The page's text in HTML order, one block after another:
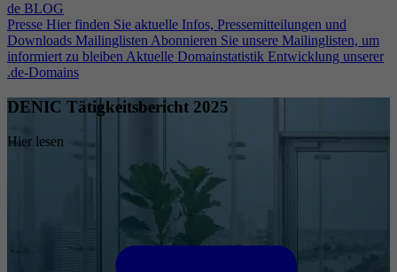
de BLOG
Presse Hier finden Sie aktuelle Infos, Pressemitteilungen und
Downloads Mailinglisten Abonnieren Sie unsere Mailinglisten, um
informiert zu bleiben Aktuelle Domainstatistik Entwicklung unserer
.de-Domains
DENIC Tätigkeitsbericht 2025
Hier lesen